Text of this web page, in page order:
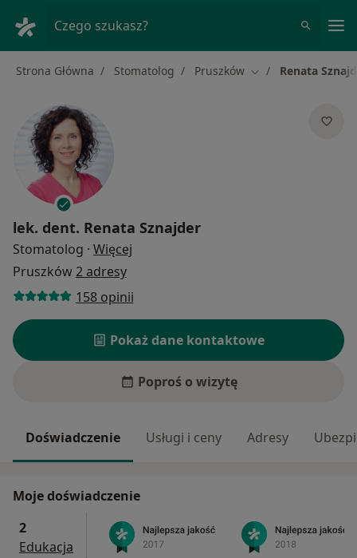
Czego szukasz?
Strona Główna Stomatolog Pruszków Zmień miasto
Renata
lek. dent. Renata Sznajder
Stomatolog · Więcej
Pruszków2 adresy
158 opinii
Pokaż dane kontaktowe
Poproś o wizytę
Doświadczenie Usługi i ceny Adresy
Moje doświadczenie
2
Edukacja